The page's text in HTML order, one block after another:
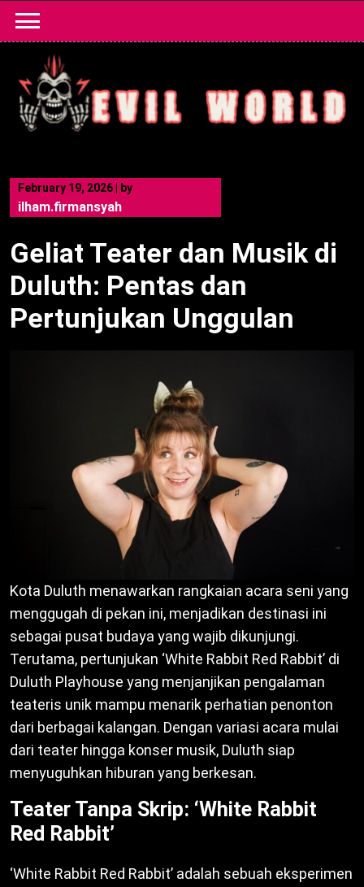
content
February 19, 2026 by
ilham.firmansyah
Geliat Teater dan Musik di
Duluth: Pentas dan
Pertunjukan Unggulan
Kota Duluth menawarkan rangkaian acara seni yang
menggugah di pekan ini, menjadikan destinasi ini
sebagai pusat budaya yang wajib dikunjungi.
Terutama, pertunjukan ‘White Rabbit Red Rabbit’ di
Duluth Playhouse yang menjanjikan pengalaman
teateris unik mampu menarik perhatian penonton
dari berbagai kalangan. Dengan variasi acara mulai
dari teater hingga konser musik, Duluth siap
menyuguhkan hiburan yang berkesan.
Teater Tanpa Skrip: ‘White Rabbit
Red Rabbit’
‘White Rabbit Red Rabbit’ adalah sebuah eksperimen